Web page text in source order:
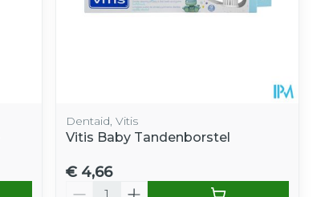
Dentaid, Vitis
Vitis Baby Tandenborstel
€ 4,66
Aantal